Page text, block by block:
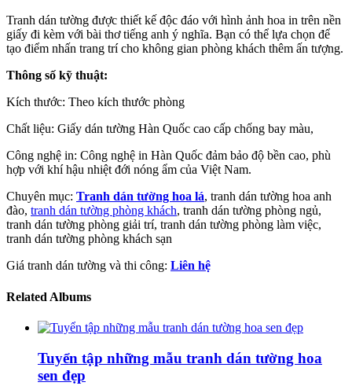
Tranh dán tường được thiết kế độc đáo với hình ảnh hoa in trên nền
giấy đi kèm với bài thơ tiếng anh ý nghĩa. Bạn có thể lựa chọn để
tạo điểm nhấn trang trí cho không gian phòng khách thêm ấn tượng.
Thông số kỹ thuật:
Kích thước: Theo kích thước phòng
Chất liệu: Giấy dán tường Hàn Quốc cao cấp chống bay màu,
Công nghệ in: Công nghệ in Hàn Quốc đảm bảo độ bền cao, phù
hợp với khí hậu nhiệt đới nóng ẩm của Việt Nam.
Chuyên mục: Tranh dán tường hoa lá, tranh dán tường hoa anh
đào, tranh dán tường phòng khách, tranh dán tường phòng ngủ,
tranh dán tường phòng giải trí, tranh dán tường phòng làm việc,
tranh dán tường phòng khách sạn
Giá tranh dán tường và thi công: Liên hệ
Related Albums
Tuyển tập những mẫu tranh dán tường hoa
sen đẹp